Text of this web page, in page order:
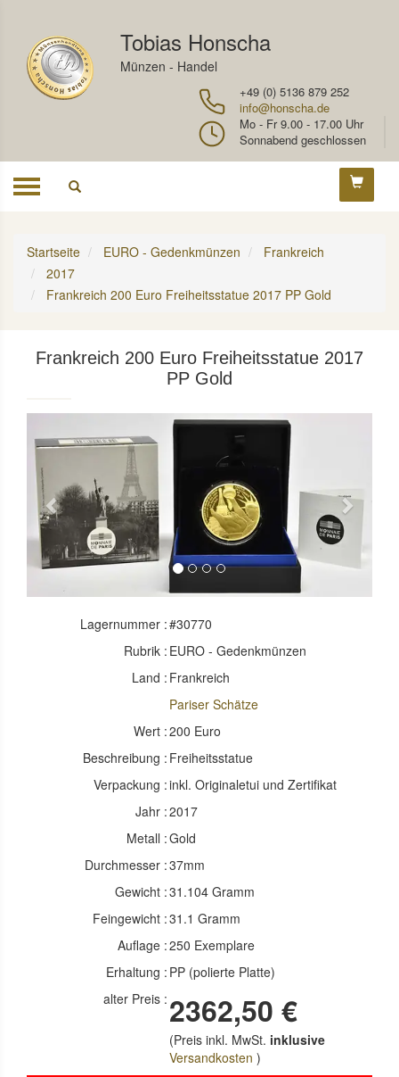
Tobias Honscha
Münzen - Handel
+49 (0) 5136 879 252
info@honscha.de
Mo - Fr 9.00 - 17.00 Uhr
Sonnabend geschlossen
Toggle
Startseite EURO - Gedenkmünzen
Frankreich
2017
Frankreich 200 Euro Freiheitsstatue 2017 PP Gold
Frankreich 200 Euro Freiheitsstatue 2017
PP Gold
Previous Next
Lagernummer :#30770
Rubrik : EURO - Gedenkmünzen
Land : Frankreich
Pariser Schätze
Wert :200 Euro
Beschreibung : Freiheitsstatue
Verpackung :inkl. Originaletui und Zertifikat
Jahr :2017
Metall :Gold
Durchmesser :37mm
Gewicht :31.104 Gramm
Feingewicht :31.1 Gramm
Auflage :250 Exemplare
Erhaltung : PP (polierte Platte)
alter Preis : 2362,50 €
(Preis inkl. MwSt. inklusive
Versandkosten )